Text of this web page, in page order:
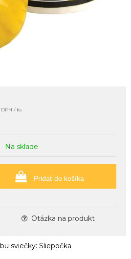
DPH / ks
Na sklade
Pridať do košíka
Otázka na produkt
sviečky: Sliepočka